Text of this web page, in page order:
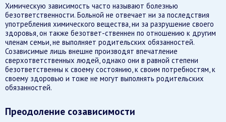
Химическую зависимость часто называют болезнью
безответственности. Больной не отвечает ни за последствия
употребления химического вещества, ни за разрушение своего
здоровья, он также безответ-ственнен по отношению к другим
членам семьи, не выполняет родительских обязанностей.
Созависимые лишь внешне производят впечатление
сверхответственных людей, однако они в равной степени
безответственны к своему состоянию, к своим потребностям, к
своему здоровью и тоже не могут выполнять родительских
обязанностей.
Преодоление созависимости